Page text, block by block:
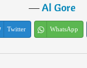
―Al Gore
Twitter WhatsApp